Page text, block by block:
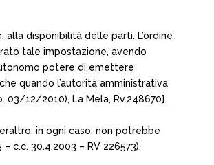
disponibilità delle parti. L’ordine
tale impostazione, avendo
potere di emettere
quando l’autorità amministrativa
03/12/2010), La Mela, Rv.248670].
in ogni caso, non potrebbe
c.c. 30.4.2003 – RV 226573).